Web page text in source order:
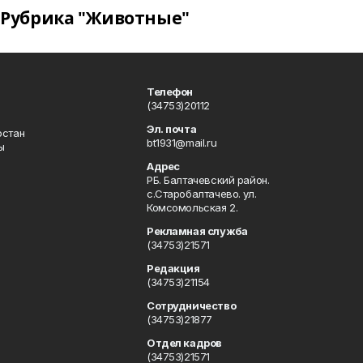
Рубрика "Животные"
Телефон
(34753)20112
Эл. почта
bt1931@mail.ru
Адрес
РБ. Балтачевский район.
с.Старобалтачево. ул.
Комсомольская 2.
Рекламная служба
(34753)21571
Редакция
(34753)21154
Сотрудничество
(34753)21877
Отдел кадров
(34753)21571